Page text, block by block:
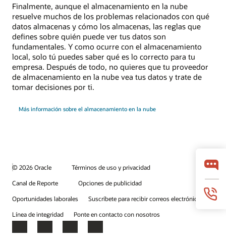
Finalmente, aunque el almacenamiento en la nube
resuelve muchos de los problemas relacionados con qué
datos almacenas y cómo los almacenas, las reglas que
defines sobre quién puede ver tus datos son
fundamentales. Y como ocurre con el almacenamiento
local, solo tú puedes saber qué es lo correcto para tu
empresa. Después de todo, no quieres que tu proveedor
de almacenamiento en la nube vea tus datos y trate de
tomar decisiones por ti.
Más información sobre el almacenamiento en la nube
© 2026 Oracle
Términos de uso y privacidad
Canal de Reporte
Opciones de publicidad
Oportunidades laborales
Suscríbete para recibir correos electrónicos
Línea de integridad
Ponte en contacto con nosotros
Facebook
X LinkedInYouTube